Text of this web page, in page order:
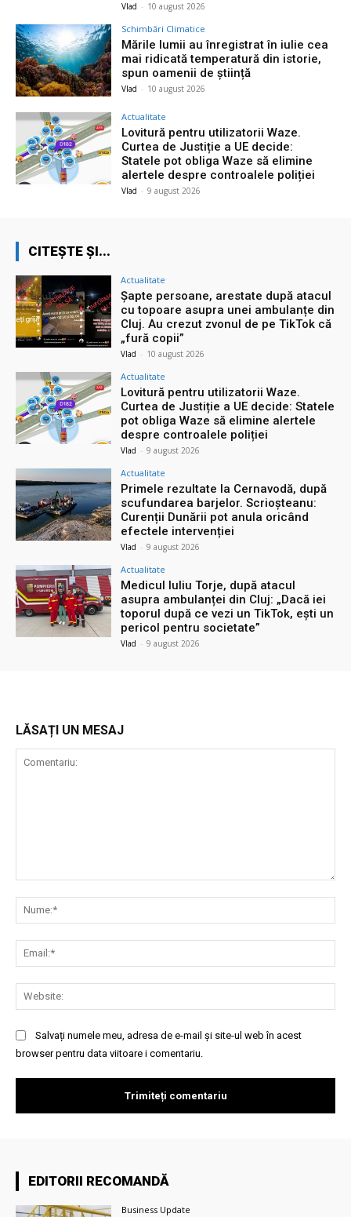
Vlad - 10 august 2026
Schimbări Climatice
Mările lumii au înregistrat în iulie cea
mai ridicată temperatură din istorie,
spun oamenii de știință
Vlad - 10 august 2026
Actualitate
Lovitură pentru utilizatorii Waze.
Curtea de Justiție a UE decide:
Statele pot obliga Waze să elimine
alertele despre controalele poliției
Vlad - 9 august 2026
CITEȘTE ȘI...
Actualitate
Șapte persoane, arestate după atacul
cu topoare asupra unei ambulanțe din
Cluj. Au crezut zvonul de pe TikTok că
„fură copii”
Vlad - 10 august 2026
Actualitate
Lovitură pentru utilizatorii Waze.
Curtea de Justiție a UE decide: Statele
pot obliga Waze să elimine alertele
despre controalele poliției
Vlad - 9 august 2026
Actualitate
Primele rezultate la Cernavodă, după
scufundarea barjelor. Scrioșteanu:
Curenții Dunării pot anula oricând
efectele intervenției
Vlad - 9 august 2026
Actualitate
Medicul Iuliu Torje, după atacul
asupra ambulanței din Cluj: „Dacă iei
toporul după ce vezi un TikTok, ești un
pericol pentru societate”
Vlad - 9 august 2026
LĂSAȚI UN MESAJ
Salvați numele meu, adresa de e-mail și site-ul web în acest
browser pentru data viitoare i comentariu.
EDITORII RECOMANDĂ
Business Update